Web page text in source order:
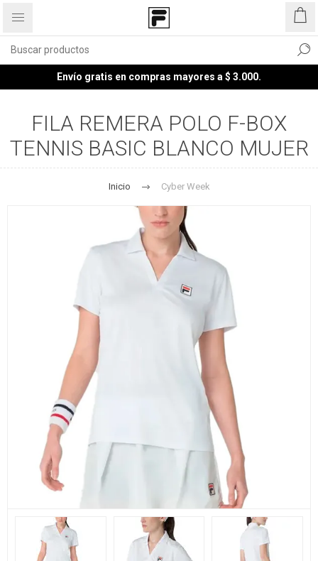
Envío gratis en compras mayores a $ 3.000.
FILA REMERA POLO F-BOX
TENNIS BASIC BLANCO MUJER
Inicio Cyber Week